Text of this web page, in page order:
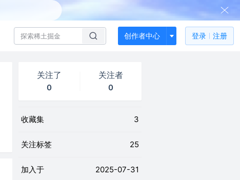
创作者中心 登录 注册
关注了
0
关注者
0
收藏集 3
关注标签 25
加入于 2025-07-31